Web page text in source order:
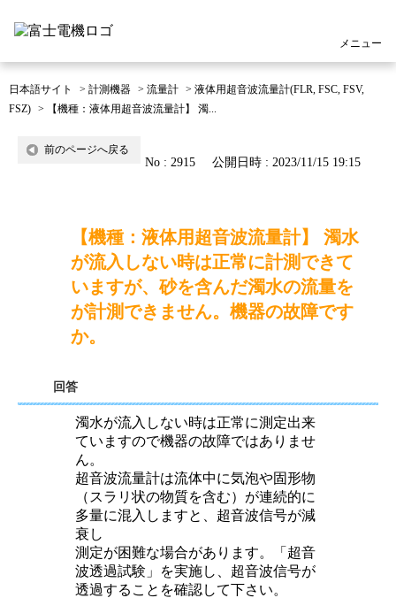
メニュー
日本語サイト > 計測機器 > 流量計 > 液体用超音波流量計(FLR, FSC, FSV,
FSZ) > 【機種：液体用超音波流量計】 濁...
前のページへ戻る
No : 2915 公開日時 : 2023/11/15 19:15
【機種：液体用超音波流量計】 濁水
が流入しない時は正常に計測できて
いますが、砂を含んだ濁水の流量を
が計測できません。機器の故障です
か。
回答
濁水が流入しない時は正常に測定出来
ていますので機器の故障ではありませ
ん。
超音波流量計は流体中に気泡や固形物
（スラリ状の物質を含む）が連続的に
多量に混入しますと、超音波信号が減
衰し
測定が困難な場合があります。「超音
波透過試験」を実施し、超音波信号が
透過することを確認して下さい。